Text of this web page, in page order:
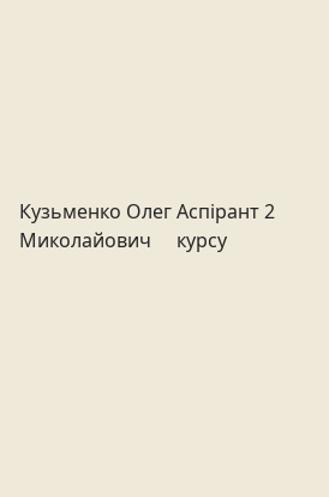
Кузьменко Олег
Миколайович
Аспірант 2
курсу